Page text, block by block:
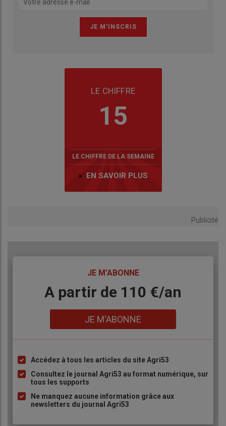
LE CHIFFRE
15
LE CHIFFRE DE LA SEMAINE
EN SAVOIR PLUS
Publicité
JE M'ABONNE
BodyA partir de 110 €/an
JE M'ABONNE
Liste
à
puce
Accédez à tous les articles du site Agri53
Consultez le journal Agri53 au format numérique, sur
tous les supports
Ne manquez aucune information grâce aux
newsletters du journal Agri53